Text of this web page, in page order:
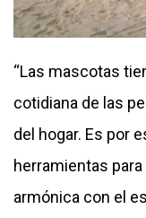
“Las mascotas
cotidiana de las
del hogar. Es por
herramientas
armónica con el